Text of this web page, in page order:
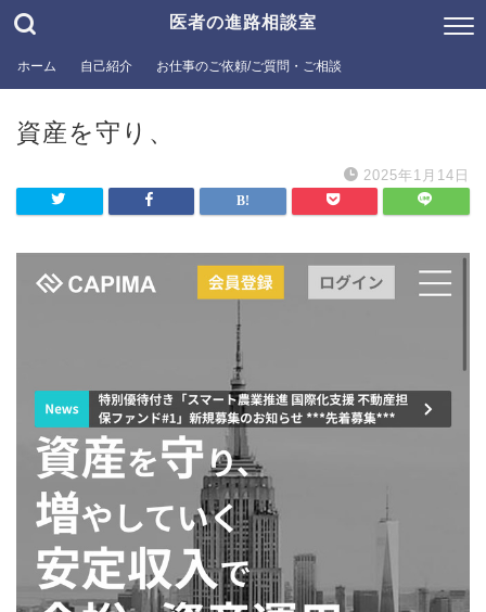
医者の進路相談室
ホーム 自己紹介 お仕事のご依頼/ご質問・ご相談
資産を守り、
2025年1月14日